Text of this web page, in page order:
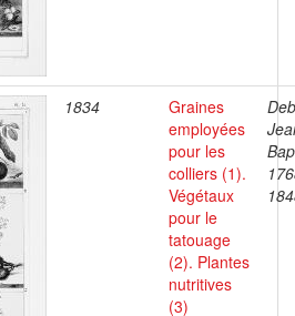
1834
Graines
employées
pour les
colliers (1).
Végétaux
pour le
tatouage
(2). Plantes
nutritives
(3)